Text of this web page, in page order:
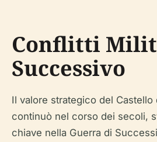
Conflitti
Successivo
Il valore strategico del Castello
continuò nel corso dei secoli,
chiave nella Guerra di